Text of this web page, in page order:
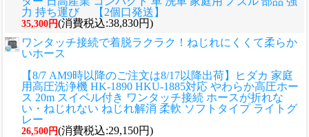
力 持ち運び 【2個口発送】
35,300円(消費税込:38,830円)
ワンタッチ接続で着脱ラクラク！ねじれにくくて柔らか
いホース
【8/7 AM9時以降のご注文は8/17以降出荷】ヒダカ 家庭
用高圧洗浄機 HK-1890 HKU-1885対応 やわらか高圧ホー
ス 20m スイベル付き ワンタッチ接続 ホースが折れな
い・ねじれない ねじれ解消 柔軟 ソフトタイプ ライトグ
レー
26,500円(消費税込:29,150円)